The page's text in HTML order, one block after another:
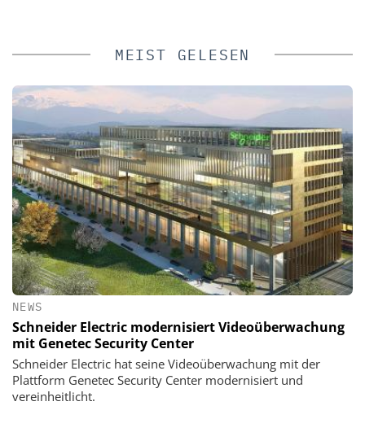
MEIST GELESEN
NEWS
Schneider Electric modernisiert Videoüberwachung
mit Genetec Security Center
Schneider Electric hat seine Videoüberwachung mit der
Plattform Genetec Security Center modernisiert und
vereinheitlicht.